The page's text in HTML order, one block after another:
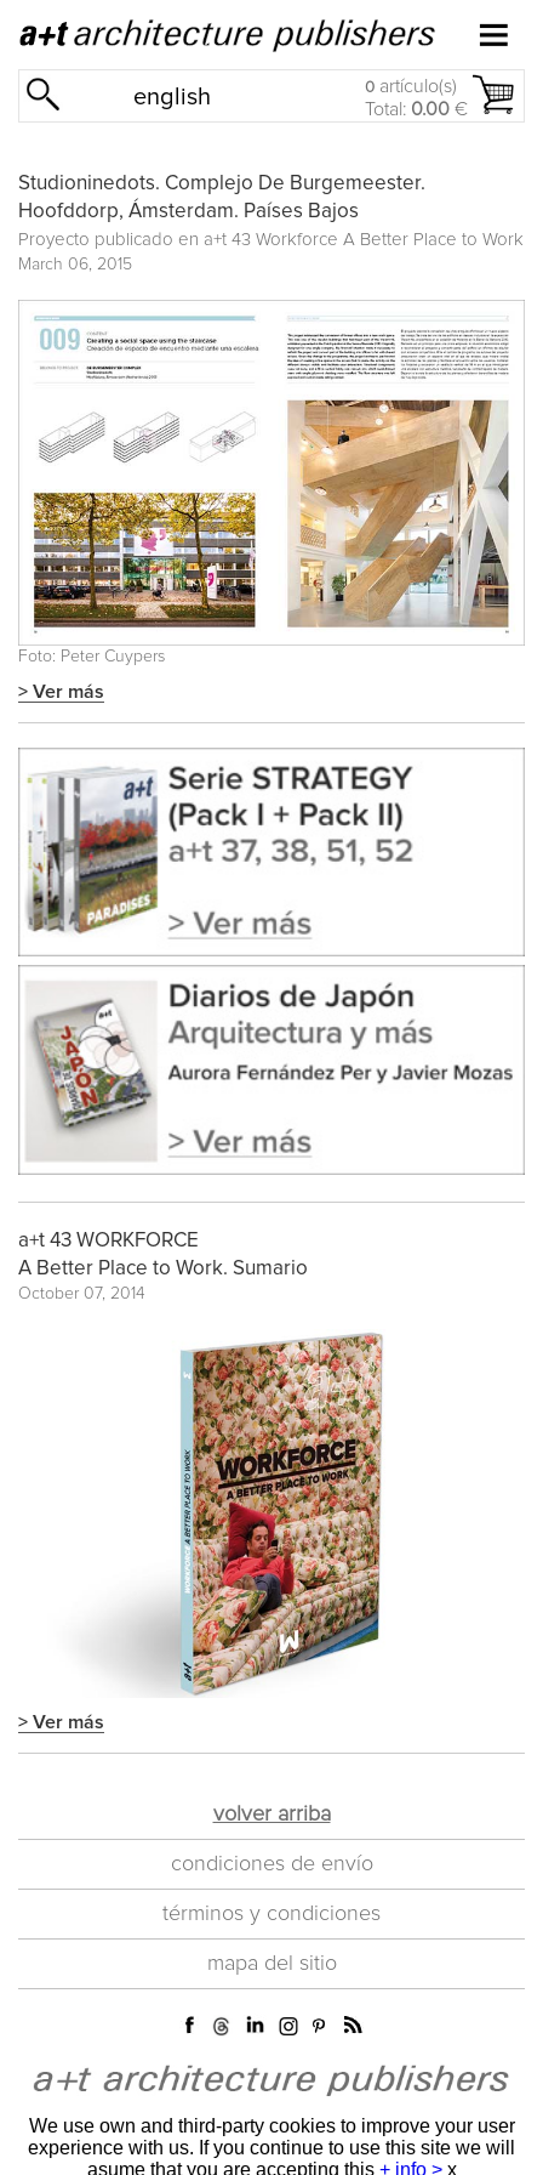
english 0 artículo(s)
Total: 0.00 €
Studioninedots. Complejo De Burgemeester.
Hoofddorp, Ámsterdam. Países Bajos
Proyecto publicado en a+t 43 Workforce A Better Place to Work
March 06, 2015
Foto: Peter Cuypers
> Ver más
a+t 43 WORKFORCE
A Better Place to Work. Sumario
October 07, 2014
> Ver más
volver arriba
condiciones de envío
términos y condiciones
mapa del sitio
We use own and third-party cookies to improve your user
experience with us. If you continue to use this site we will
asume that you are accepting this + info > x